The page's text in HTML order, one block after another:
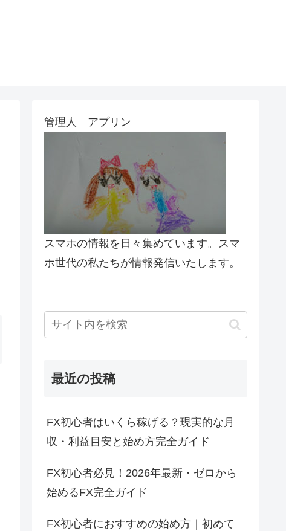
管理人 アプリン
スマホの情報を日々集めています。スマ
ホ世代の私たちが情報発信いたします。
最近の投稿
FX初心者はいくら稼げる？現実的な月
収・利益目安と始め方完全ガイド
FX初心者必見！2026年最新・ゼロから
始めるFX完全ガイド
FX初心者におすすめの始め方｜初めて